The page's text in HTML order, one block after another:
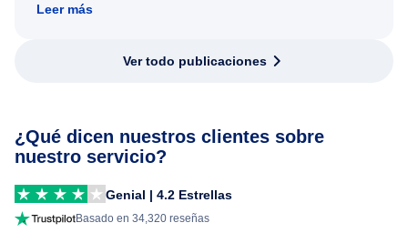
Leer más
Ver todo publicaciones
¿Qué dicen nuestros clientes sobre
nuestro servicio?
Genial | 4.2 Estrellas
Basado en 34,320 reseñas